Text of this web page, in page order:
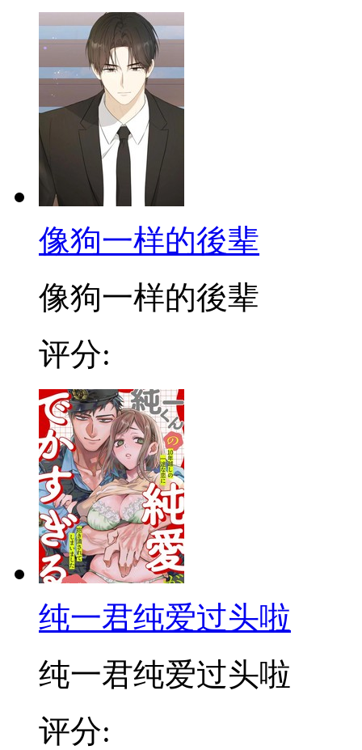
像狗一样的後辈
像狗一样的後辈
评分:
纯一君纯爱过头啦
纯一君纯爱过头啦
评分: